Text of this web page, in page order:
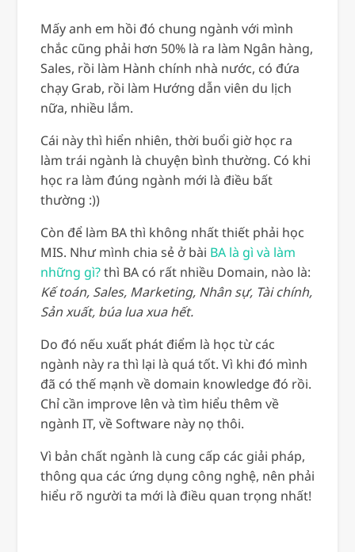
Mấy anh em hồi đó chung ngành với mình
chắc cũng phải hơn 50% là ra làm Ngân hàng,
Sales, rồi làm Hành chính nhà nước, có đứa
chạy Grab, rồi làm Hướng dẫn viên du lịch
nữa, nhiều lắm.
Cái này thì hiển nhiên, thời buổi giờ học ra
làm trái ngành là chuyện bình thường. Có khi
học ra làm đúng ngành mới là điều bất
thường :))
Còn để làm BA thì không nhất thiết phải học
MIS. Như mình chia sẻ ở bài BA là gì và làm
những gì?thì BA có rất nhiều Domain, nào là:
Kế toán, Sales, Marketing, Nhân sự, Tài chính,
Sản xuất, búa lua xua hết.
Do đó nếu xuất phát điểm là học từ các
ngành này ra thì lại là quá tốt. Vì khi đó mình
đã có thế mạnh về domain knowledge đó rồi.
Chỉ cần improve lên và tìm hiểu thêm về
ngành IT, về Software này nọ thôi.
Vì bản chất ngành là cung cấp các giải pháp,
thông qua các ứng dụng công nghệ, nên phải
hiểu rõ người ta mới là điều quan trọng nhất!